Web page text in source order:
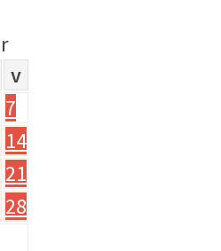
v
7
14
21
28